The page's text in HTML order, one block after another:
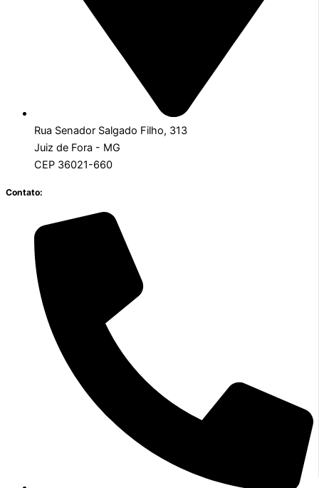
Rua Senador Salgado Filho, 313
Juiz de Fora - MG
CEP 36021-660
Contato: